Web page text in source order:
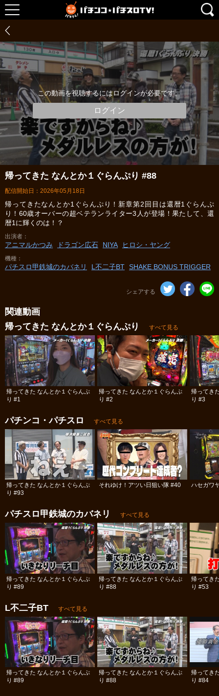
この動画を視聴するにはログインが必要です。
ログイン
帰ってきた なんとか１ぐらんぷり #88
配信開始日：2026年05月18日
帰ってきたなんとか1ぐらんぷり！新章第2回目は還暦1ぐらんぷ
り！60歳オーバーの超ベテランライター3人が登場！果たして、還
暦1に輝くのは！？
出演者
アニマルかつみ ドラゴン広石 NIYA ヒロシ・ヤング
機種
パチスロ甲鉄城のカバネリ L不二子BT SHAKE BONUS TRIGGER
シェアする
関連動画
帰ってきた なんとか１ぐらんぷり
すべて見る
帰ってきた なんとか１ぐらんぷ
り #1
帰ってきた なんとか１ぐらんぷ
り #2
帰ってき
り #3
パチンコ・パチスロ すべて見る
帰ってきた なんとか１ぐらんぷ
り #93
それゆけ！アツい日狙い隊 #40 ハセガワ
パチスロ甲鉄城のカバネリ すべて見る
帰ってきた なんとか１ぐらんぷ
り #89
帰ってきた なんとか１ぐらんぷ
り #88
帰ってき
り #53
L不二子BT すべて見る
帰ってきた なんとか１ぐらんぷ
り #89
帰ってきた なんとか１ぐらんぷ
り #88
帰ってき
り #84